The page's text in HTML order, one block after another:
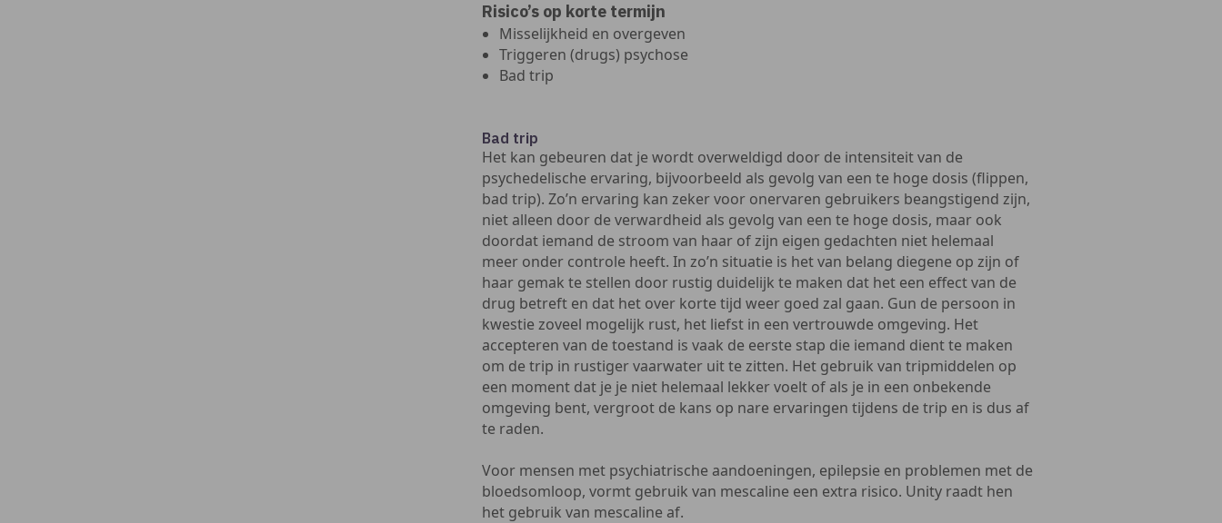
Risico’s op korte termijn
Misselijkheid en overgeven
Triggeren (drugs) psychose
Bad trip
Bad trip
Het kan gebeuren dat je wordt overweldigd door de intensiteit van de
psychedelische ervaring, bijvoorbeeld als gevolg van een te hoge dosis (flippen,
bad trip). Zo’n ervaring kan zeker voor onervaren gebruikers beangstigend zijn,
niet alleen door de verwardheid als gevolg van een te hoge dosis, maar ook
doordat iemand de stroom van haar of zijn eigen gedachten niet helemaal
meer onder controle heeft. In zo’n situatie is het van belang diegene op zijn of
haar gemak te stellen door rustig duidelijk te maken dat het een effect van de
drug betreft en dat het over korte tijd weer goed zal gaan. Gun de persoon in
kwestie zoveel mogelijk rust, het liefst in een vertrouwde omgeving. Het
accepteren van de toestand is vaak de eerste stap die iemand dient te maken
om de trip in rustiger vaarwater uit te zitten. Het gebruik van tripmiddelen op
een moment dat je je niet helemaal lekker voelt of als je in een onbekende
omgeving bent, vergroot de kans op nare ervaringen tijdens de trip en is dus af
te raden.
Voor mensen met psychiatrische aandoeningen, epilepsie en problemen met de
bloedsomloop, vormt gebruik van mescaline een extra risico. Unity raadt hen
het gebruik van mescaline af.